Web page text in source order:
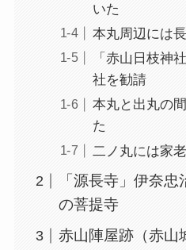
いた
本丸周辺には
「赤山日枝神
社を勧請
本丸と出丸の
た
二ノ丸には家
「源長寺」伊奈
の菩提寺
赤山陣屋跡（赤山